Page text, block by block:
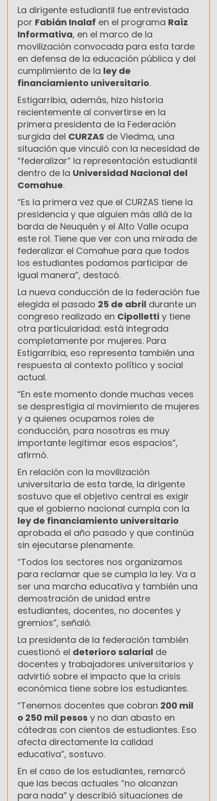
La dirigente estudiantil fue entrevistada
por Fabián Inalaf en el programa Raíz
Informativa, en el marco de la
movilización convocada para esta tarde
en defensa de la educación pública y del
cumplimiento de la ley de
financiamiento universitario.
Estigarribia, además, hizo historia
recientemente al convertirse en la
primera presidenta de la Federación
surgida del CURZAS de Viedma, una
situación que vinculó con la necesidad de
“federalizar” la representación estudiantil
dentro de la Universidad Nacional del
Comahue.
“Es la primera vez que el CURZAS tiene la
presidencia y que alguien más allá de la
barda de Neuquén y el Alto Valle ocupa
este rol. Tiene que ver con una mirada de
federalizar el Comahue para que todos
los estudiantes podamos participar de
igual manera”, destacó.
La nueva conducción de la federación fue
elegida el pasado 25 de abril durante un
congreso realizado en Cipolletti y tiene
otra particularidad: está integrada
completamente por mujeres. Para
Estigarribia, eso representa también una
respuesta al contexto político y social
actual.
“En este momento donde muchas veces
se desprestigia al movimiento de mujeres
y a quienes ocupamos roles de
conducción, para nosotras es muy
importante legitimar esos espacios”,
afirmó.
En relación con la movilización
universitaria de esta tarde, la dirigente
sostuvo que el objetivo central es exigir
que el gobierno nacional cumpla con la
ley de financiamiento universitario
aprobada el año pasado y que continúa
sin ejecutarse plenamente.
“Todos los sectores nos organizamos
para reclamar que se cumpla la ley. Va a
ser una marcha educativa y también una
demostración de unidad entre
estudiantes, docentes, no docentes y
gremios”, señaló.
La presidenta de la federación también
cuestionó el deterioro salarial de
docentes y trabajadores universitarios y
advirtió sobre el impacto que la crisis
económica tiene sobre los estudiantes.
“Tenemos docentes que cobran 200 mil
o 250 mil pesos y no dan abasto en
cátedras con cientos de estudiantes. Eso
afecta directamente la calidad
educativa”, sostuvo.
En el caso de los estudiantes, remarcó
que las becas actuales “no alcanzan
para nada” y describió situaciones de